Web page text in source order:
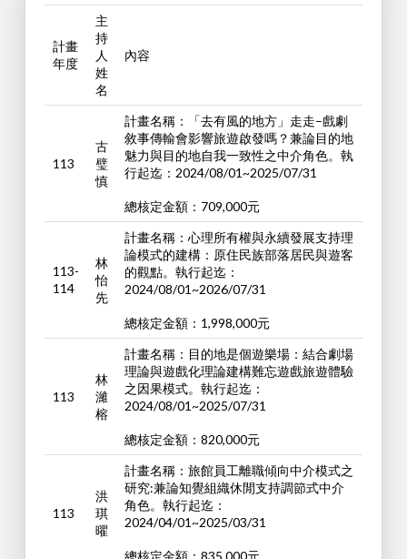
計畫
年度
主
持
人
姓
名
內容
113
古
璧
慎
計畫名稱：「去有風的地方」走走–戲劇
敘事傳輸會影響旅遊啟發嗎？兼論目的地
魅力與目的地自我一致性之中介角色。執
行起迄：2024/08/01~2025/07/31
總核定金額：709,000元
113-
114
林
怡
先
計畫名稱：心理所有權與永續發展支持理
論模式的建構：原住民族部落居民與遊客
的觀點。執行起迄：
2024/08/01~2026/07/31
總核定金額：1,998,000元
113
林
濰
榕
計畫名稱：目的地是個遊樂場：結合劇場
理論與遊戲化理論建構難忘遊戲旅遊體驗
之因果模式。執行起迄：
2024/08/01~2025/07/31
總核定金額：820,000元
113
洪
琪
曜
計畫名稱：旅館員工離職傾向中介模式之
研究:兼論知覺組織休閒支持調節式中介
角色。執行起迄：
2024/04/01~2025/03/31